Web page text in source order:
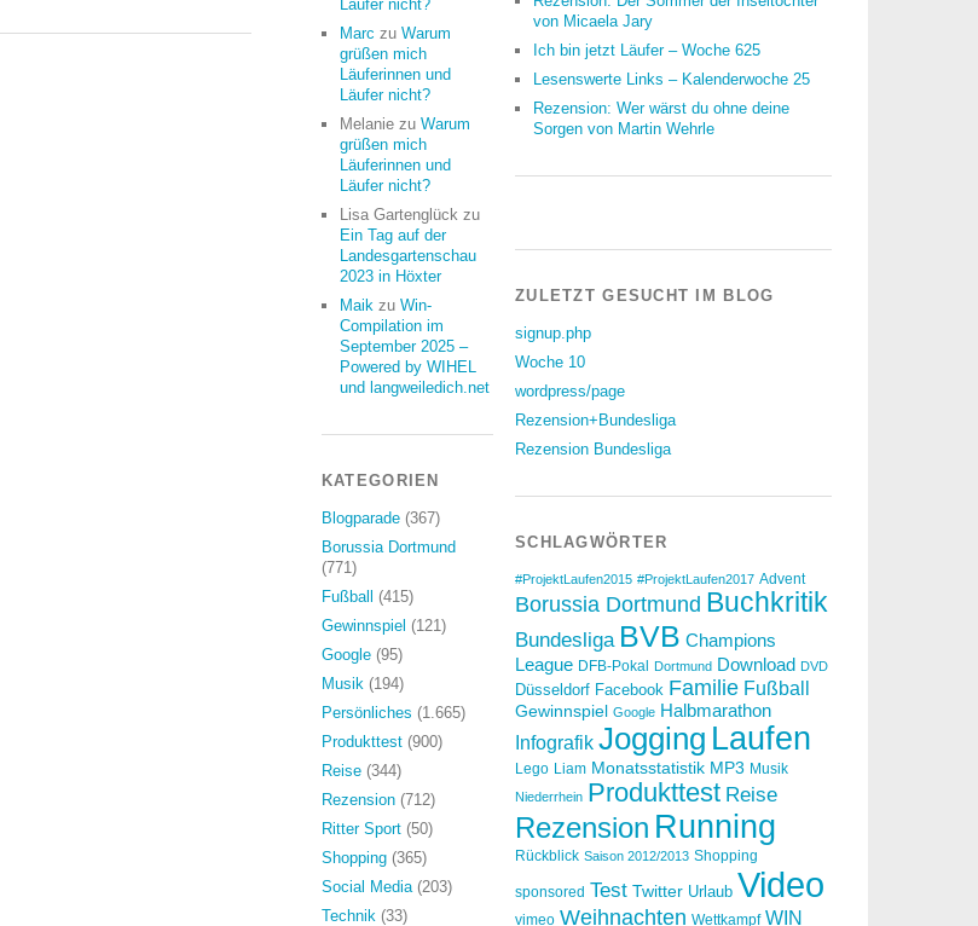
Läufer nicht?
Marc zu Warum
grüßen mich
Läuferinnen und
Läufer nicht?
Melaniezu Warum
grüßen mich
Läuferinnen und
Läufer nicht?
Lisa Gartenglück zu
Ein Tag auf der
Landesgartenschau
2023 in Höxter
Maik zu Win-
Compilation im
September 2025 –
Powered by WIHEL
und langweiledich.net
KATEGORIEN
Blogparade(367)
Borussia Dortmund
(771)
Fußball
(415)
Gewinnspiel (121)
Google(95)
Musik (194)
Persönliches (1.665)
Produkttest(900)
Reise(344)
Rezension(712)
Ritter Sport(50)
Shopping(365)
Social Media(203)
Technik (33)
von Micaela Jary
Ich bin jetzt Läufer – Woche 625
Lesenswerte Links – Kalenderwoche 25
Rezension: Wer wärst du ohne deine
Sorgen von Martin Wehrle
ZULETZT GESUCHT IM BLOG
signup.php
Woche 10
wordpress/page
Rezension+Bundesliga
Rezension Bundesliga
SCHLAGWÖRTER
#ProjektLaufen2015 #ProjektLaufen2017 Advent
Borussia Dortmund Buchkritik
Bundesliga BVB Champions
League DFB-Pokal Dortmund Download DVD
Düsseldorf Facebook Familie Fußball
Gewinnspiel Google Halbmarathon
Infografik Jogging Laufen
Lego Liam Monatsstatistik MP3 Musik
Niederrhein Produkttest Reise
Rezension Running
Rückblick Saison 2012/2013 Shopping
sponsored Test Twitter Urlaub Video
vimeo Weihnachten Wettkampf WIN